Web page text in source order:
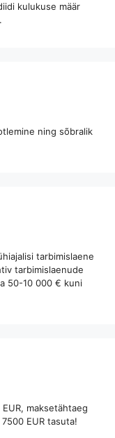
kulukuse määr
ning sõbralik
tarbimislaene
tarbimislaenude
50-10 000 € kuni
maksetähtaeg
EUR tasuta!